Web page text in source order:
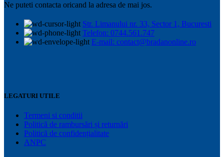
Ne puteti contacta oricand la adresa de mai jos.
Str. Limanului nr. 33, Sector 1, Bucuresti
Telefon: 0744.561.747
E-mail: contact@bradanonline.ro
LEGATURI UTILE
Termeni si conditii
Politică de rambursări și returnări
Politică de confidențialitate
ANPC